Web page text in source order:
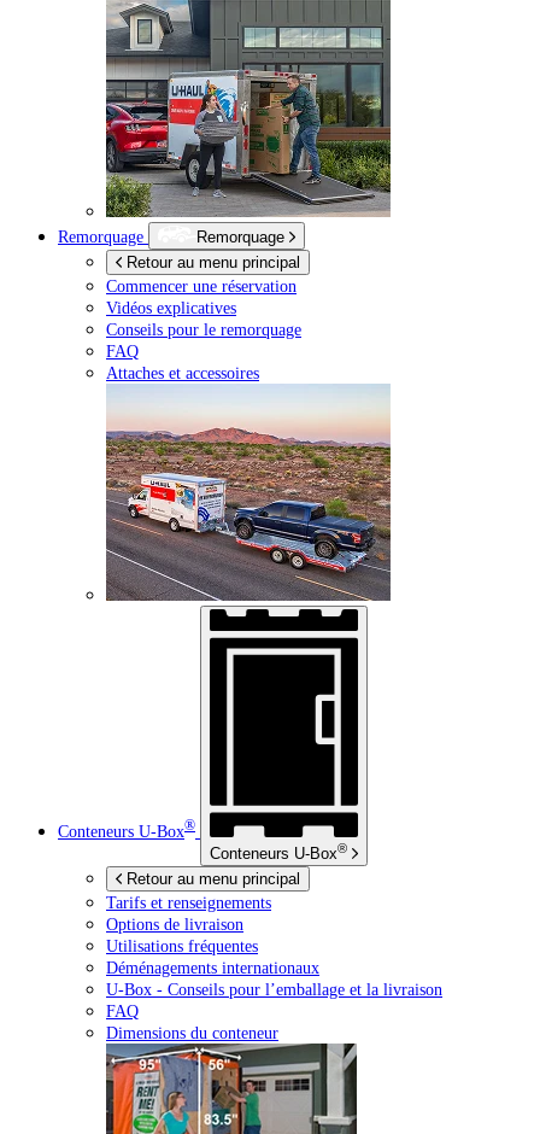
Remorquage
Remorquage
Retour au menu principal
Commencer une réservation
Vidéos explicatives
Conseils pour le remorquage
FAQ
Attaches et accessoires
Conteneurs U-Box®
Conteneurs U-Box®
Retour au menu principal
Tarifs et renseignements
Options de livraison
Utilisations fréquentes
Déménagements internationaux
U-Box - Conseils pour l’emballage et la livraison
FAQ
Dimensions du conteneur